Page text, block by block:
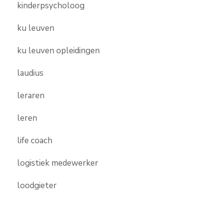
kinderpsycholoog
ku leuven
ku leuven opleidingen
laudius
leraren
leren
life coach
logistiek medewerker
loodgieter